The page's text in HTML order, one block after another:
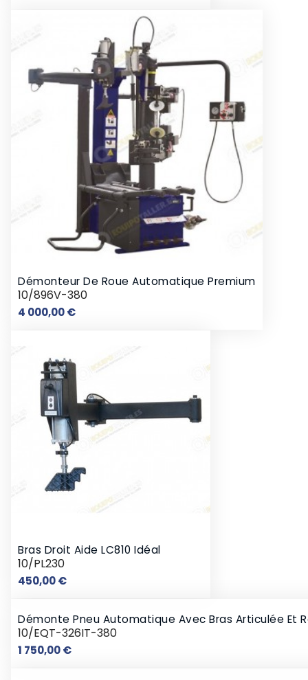
Démonteur De Roue Automatique Premium
10/896V-380
4 000,00 €Prix
Bras Droit Aide LC810 Idéal
10/PL230
450,00 €Prix
Démonte Pneu Automatique Avec Bras Articulée Et
10/EQT-326IT-380
1 750,00 €Prix